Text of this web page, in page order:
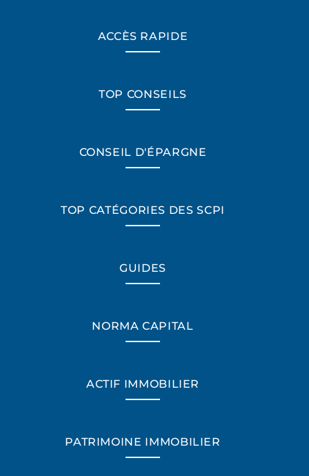
ACCÈS RAPIDE
TOP CONSEILS
CONSEIL D'ÉPARGNE
TOP CATÉGORIES DES SCPI
GUIDES
NORMA CAPITAL
ACTIF IMMOBILIER
PATRIMOINE IMMOBILIER